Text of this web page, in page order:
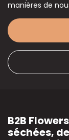
manières de
B2B
séchées,